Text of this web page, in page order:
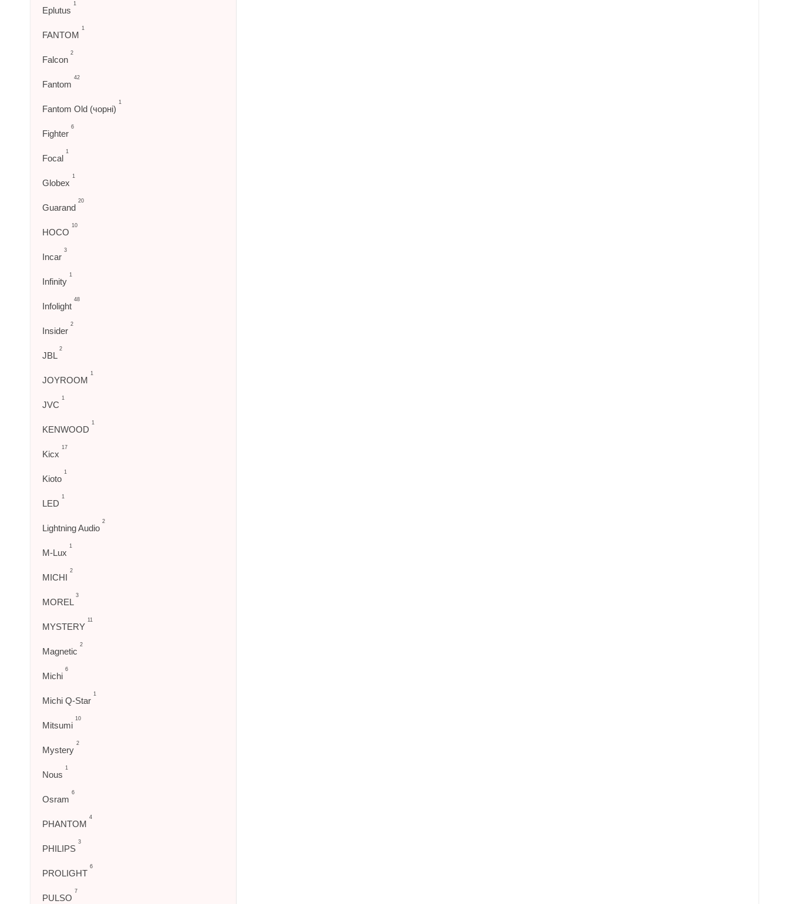
Eplutus
1
FANTOM
1
Falcon
2
Fantom
42
Fantom Old (чорні)
1
Fighter
6
Focal
1
Globex
1
Guarand
20
HOCO
10
Incar
3
Infinity
1
Infolight
48
Insider
2
JBL
2
JOYROOM
1
JVC
1
KENWOOD
1
Kicx
17
Kioto
1
LED
1
Lightning Audio
2
M-Lux
1
MICHI
2
MOREL
3
MYSTERY
11
Magnetic
2
Michi
6
Michi Q-Star
1
Mitsumi
10
Mystery
2
Nous
1
Osram
6
PHANTOM
4
PHILIPS
3
PROLIGHT
6
PULSO
7